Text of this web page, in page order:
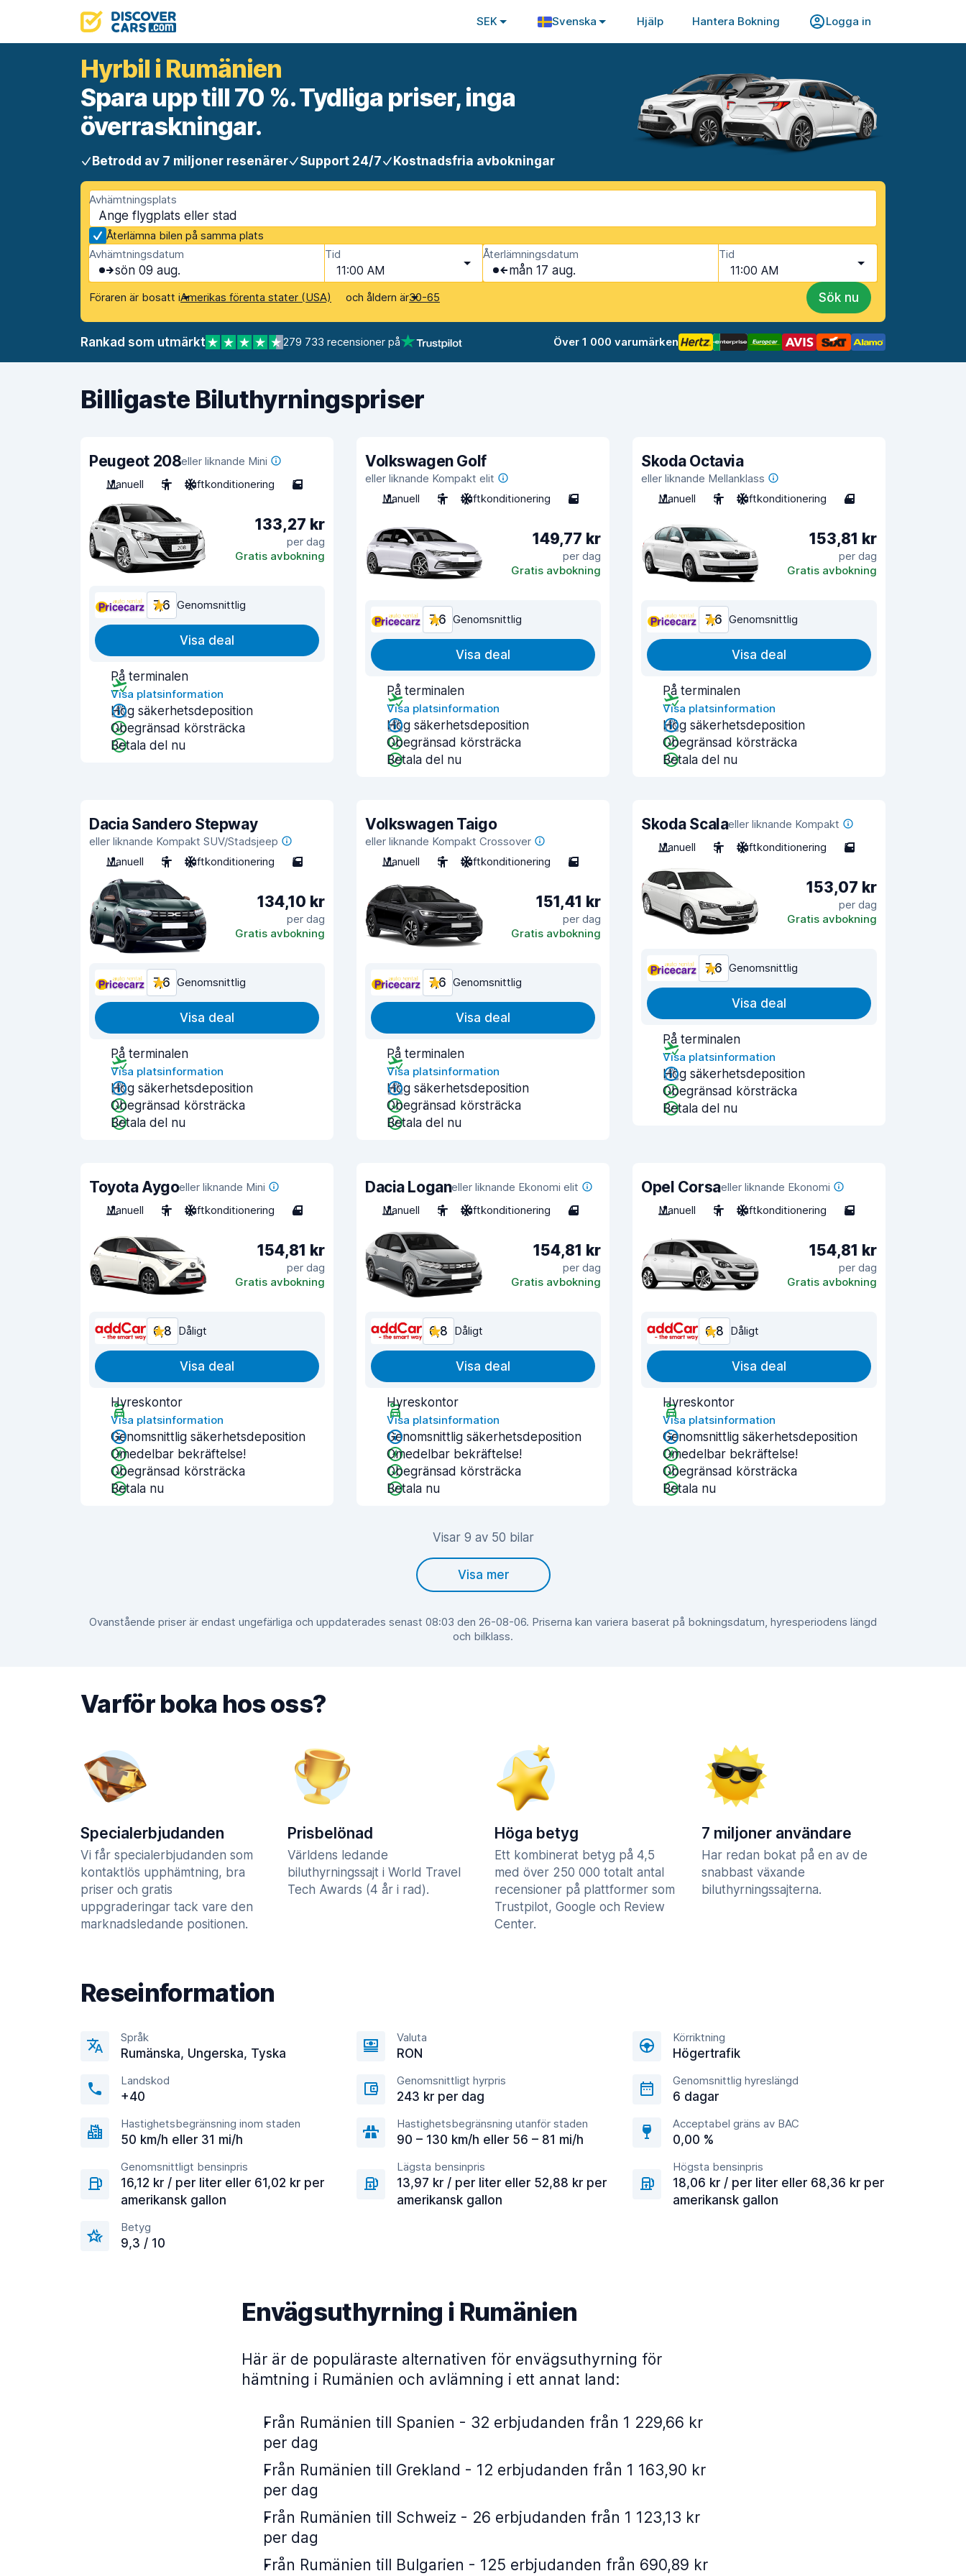
SEK Svenska Hjälp Hantera Bokning Logga in
Hyrbil i Rumänien
Spara upp till 70 %. Tydliga priser, inga
överraskningar.
Betrodd av 7 miljoner resenärer Support 24/7 Kostnadsfria avbokningar
Avhämtningsplats
Återlämna bilen på samma plats
Avhämtningsdatum
sön 09 aug.
Tid
11:00 AM
Återlämningsdatum
mån 17 aug.
Tid
11:00 AM
Föraren är bosatt iAmerikas förenta stater (USA) och åldern är30-65 Sök nu
Rankad som utmärkt 279 733 recensioner på Över 1 000 varumärken
Billigaste Biluthyrningspriser
Peugeot 208eller liknande Mini
Manuell
5 Luftkonditionering 5
133,27 kr
per dag
Gratis avbokning
7,6 Genomsnittlig
Visa deal
På terminalen
Visa platsinformation
Hög säkerhetsdeposition
Obegränsad körsträcka
Betala del nu
Volkswagen Golf
eller liknande Kompakt elit
Manuell
5 Luftkonditionering 5
149,77 kr
per dag
Gratis avbokning
7,6 Genomsnittlig
Visa deal
På terminalen
Visa platsinformation
Hög säkerhetsdeposition
Obegränsad körsträcka
Betala del nu
Skoda Octavia
eller liknande Mellanklass
Manuell
5 Luftkonditionering 4
153,81 kr
per dag
Gratis avbokning
7,6 Genomsnittlig
Visa deal
På terminalen
Visa platsinformation
Hög säkerhetsdeposition
Obegränsad körsträcka
Betala del nu
Dacia Sandero Stepway
eller liknande Kompakt SUV/Stadsjeep
Manuell
5 Luftkonditionering 5
134,10 kr
per dag
Gratis avbokning
7,6 Genomsnittlig
Visa deal
På terminalen
Visa platsinformation
Hög säkerhetsdeposition
Obegränsad körsträcka
Betala del nu
Volkswagen Taigo
eller liknande Kompakt Crossover
Manuell
5 Luftkonditionering 5
151,41 kr
per dag
Gratis avbokning
7,6 Genomsnittlig
Visa deal
På terminalen
Visa platsinformation
Hög säkerhetsdeposition
Obegränsad körsträcka
Betala del nu
Skoda Scalaeller liknande Kompakt
Manuell
5 Luftkonditionering 5
153,07 kr
per dag
Gratis avbokning
7,6 Genomsnittlig
Visa deal
På terminalen
Visa platsinformation
Hög säkerhetsdeposition
Obegränsad körsträcka
Betala del nu
Toyota Aygoeller liknande Mini
Manuell
5 Luftkonditionering 4
154,81 kr
per dag
Gratis avbokning
6,8 Dåligt
Visa deal
Hyreskontor
Visa platsinformation
Genomsnittlig säkerhetsdeposition
Omedelbar bekräftelse!
Obegränsad körsträcka
Betala nu
Dacia Loganeller liknande Ekonomi elit
Manuell
5 Luftkonditionering 4
154,81 kr
per dag
Gratis avbokning
6,8 Dåligt
Visa deal
Hyreskontor
Visa platsinformation
Genomsnittlig säkerhetsdeposition
Omedelbar bekräftelse!
Obegränsad körsträcka
Betala nu
Opel Corsaeller liknande Ekonomi
Manuell
5 Luftkonditionering 5
154,81 kr
per dag
Gratis avbokning
6,8 Dåligt
Visa deal
Hyreskontor
Visa platsinformation
Genomsnittlig säkerhetsdeposition
Omedelbar bekräftelse!
Obegränsad körsträcka
Betala nu
Visar 9 av 50 bilar
Visa mer
Ovanstående priser är endast ungefärliga och uppdaterades senast 08:03 den 26-08-06. Priserna kan variera baserat på bokningsdatum, hyresperiodens längd
och bilklass.
Varför boka hos oss?
Specialerbjudanden
Vi får specialerbjudanden som
kontaktlös upphämtning, bra
priser och gratis
uppgraderingar tack vare den
marknadsledande positionen.
Prisbelönad
Världens ledande
biluthyrningssajt i World Travel
Tech Awards (4 år i rad).
Höga betyg
Ett kombinerat betyg på 4,5
med över 250 000 totalt antal
recensioner på plattformer som
Trustpilot, Google och Review
Center.
7 miljoner användare
Har redan bokat på en av de
snabbast växande
biluthyrningssajterna.
Reseinformation
Språk
Rumänska, Ungerska, Tyska
Valuta
RON
Körriktning
Högertrafik
Landskod
+40
Genomsnittligt hyrpris
243 kr per dag
Genomsnittlig hyreslängd
6 dagar
Hastighetsbegränsning inom staden
50 km/h eller 31 mi/h
Hastighetsbegränsning utanför staden
90 – 130 km/h eller 56 – 81 mi/h
Acceptabel gräns av BAC
0,00 %
Genomsnittligt bensinpris
16,12 kr / per liter eller 61,02 kr per
amerikansk gallon
Lägsta bensinpris
13,97 kr / per liter eller 52,88 kr per
amerikansk gallon
Högsta bensinpris
18,06 kr / per liter eller 68,36 kr per
amerikansk gallon
Betyg
9,3 / 10
Envägsuthyrning i Rumänien
Här är de populäraste alternativen för envägsuthyrning för
hämtning i Rumänien och avlämning i ett annat land:
Från Rumänien till Spanien - 32 erbjudanden från 1 229,66 kr
per dag
Från Rumänien till Grekland - 12 erbjudanden från 1 163,90 kr
per dag
Från Rumänien till Schweiz - 26 erbjudanden från 1 123,13 kr
per dag
Från Rumänien till Bulgarien - 125 erbjudanden från 690,89 kr